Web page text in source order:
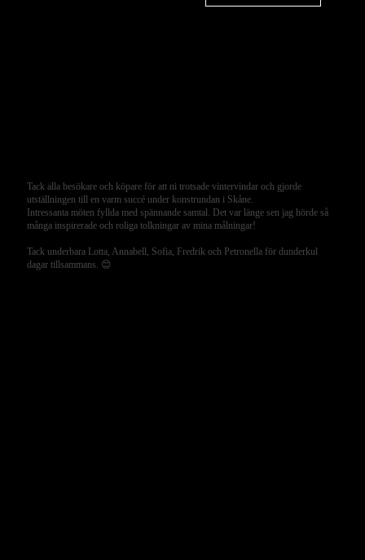
Tack alla besökare och köpare för att ni trotsade vintervindar och gjorde
utställningen till en varm succé under konstrundan i Skåne.
Intressanta möten fyllda med spännande samtal. Det var länge sen jag hörde så
många inspirerade och roliga tolkningar av mina målningar!
Tack underbara Lotta, Annabell, Sofia, Fredrik och Petronella för dunderkul
dagar tillsammans. 😊